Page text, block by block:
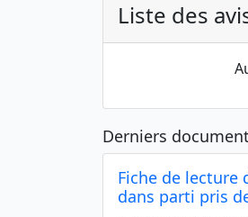
Liste des
Derniers
Fiche de lecture
dans parti pris